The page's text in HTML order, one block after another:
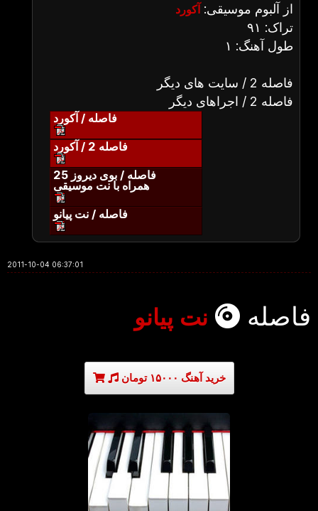
از آلبوم موسیقی: آکورد
تراک: ۹۱
طول آهنگ: ۱
فاصله 2 / سایت های دیگر
فاصله 2 / اجراهای دیگر
فاصله / آکورد
فاصله 2 / آکورد
فاصله / بوی دیروز 25
همراه با نت موسیقی
فاصله / نت پیانو
2011-10-04 06:37:01
فاصله نت پیانو
خرید آهنگ ۱۵۰۰۰ تومان